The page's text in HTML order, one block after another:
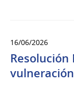
16/06/2026
Resolución